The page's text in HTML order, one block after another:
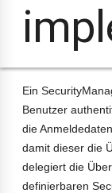
Ein
Benutzer
die
damit dieser die
delegiert die
definierbaren